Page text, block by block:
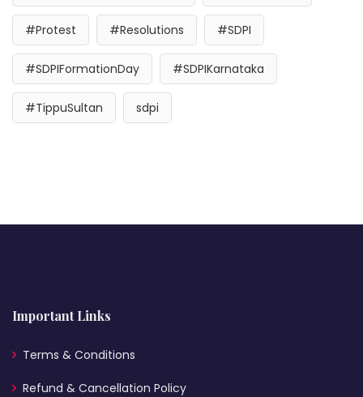
#Protest #Resolutions #SDPI
#SDPIFormationDay #SDPIKarnataka
#TippuSultan sdpi
Important Links
Terms & Conditions
Refund & Cancellation Policy